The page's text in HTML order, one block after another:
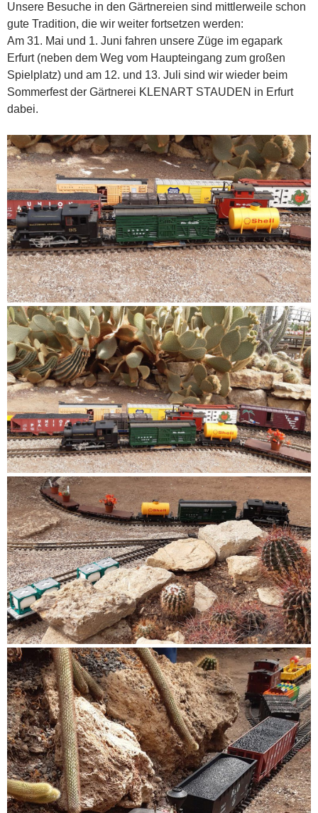
Unsere Besuche in den Gärtnereien sind mittlerweile schon
gute Tradition, die wir weiter fortsetzen werden:
Am 31. Mai und 1. Juni fahren unsere Züge im egapark
Erfurt (neben dem Weg vom Haupteingang zum großen
Spielplatz) und am 12. und 13. Juli sind wir wieder beim
Sommerfest der Gärtnerei KLENART STAUDEN in Erfurt
dabei.